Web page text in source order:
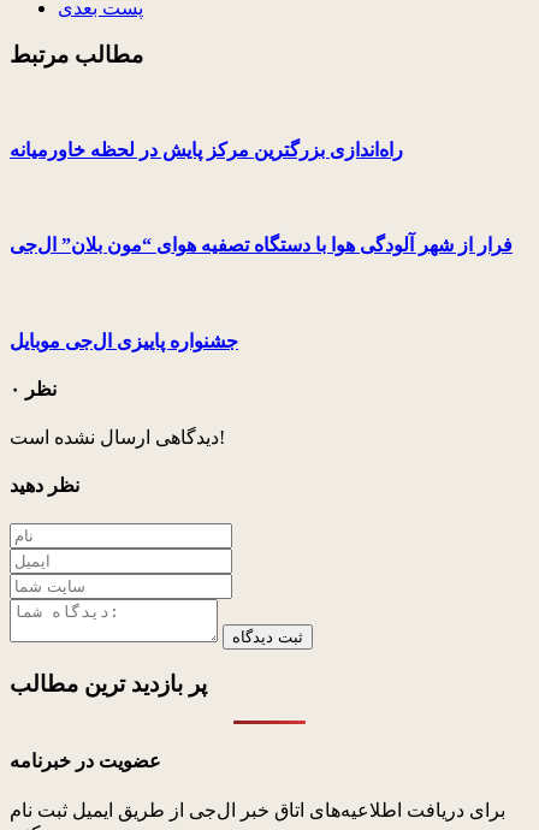
پست بعدی
مطالب مرتبط
راه‌اندازی بزرگترین مرکز پایش در لحظه خاورمیانه
فرار از شهر آلودگی هوا با دستگاه تصفیه هوای “مون بلان” ال‌جی
جشنواره پاییزی ال‌جی موبایل
۰ نظر
دیدگاهی ارسال نشده است!
نظر دهید
ثبت دیدگاه
پر بازدید ترین مطالب
عضویت در خبرنامه
برای دریافت اطلاعیه‌های اتاق خبر ال‌جی از طریق ایمیل ثبت نام